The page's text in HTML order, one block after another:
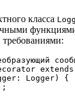
класса
Logger) {